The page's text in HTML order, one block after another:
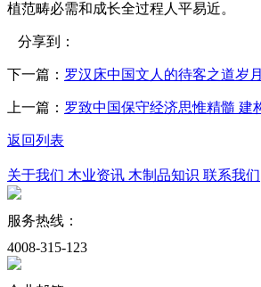
植范畴必需和成长全过程人平易近。
分享到：
下一篇： 罗汉床中国文人的待客之道岁
上一篇： 罗致中国保守经济思惟精髓 建
返回列表
关于我们 木业资讯 木制品知识 联系我们
服务热线：
4008-315-123